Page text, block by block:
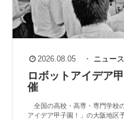
2026.08.05 ・ ニュース
ロボットアイデア
催
全国の高校・高専・専門学校
アイデア甲子園！」の大阪地区